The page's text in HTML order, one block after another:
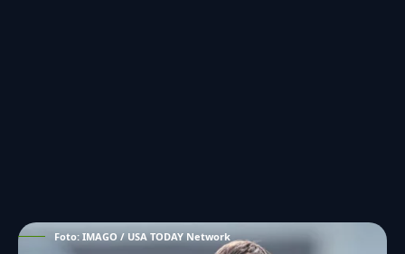
Foto: IMAGO / USA TODAY Network